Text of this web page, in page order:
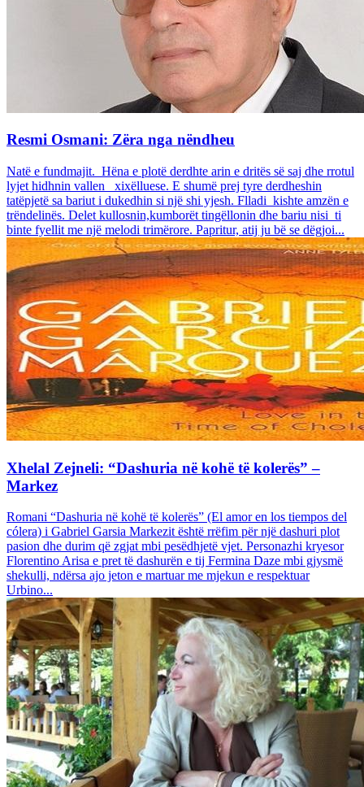
Resmi Osmani: Zëra nga nëndheu
Natë e fundmajit. Hëna e plotë derdhte arin e dritës së saj dhe rrotul
lyjet hidhnin vallen xixëlluese. E shumë prej tyre derdheshin
tatëpjetë sa bariut i dukedhin si një shi yjesh. Flladi kishte amzën e
trëndelinës. Delet kullosnin,kumborët tingëllonin dhe bariu nisi ti
binte fyellit me një melodi trimërore. Papritur, atij ju bë se dëgjoi...
Xhelal Zejneli: “Dashuria në kohë të kolerës” –
Markez
Romani “Dashuria në kohë të kolerës” (El amor en los tiempos del
cólera) i Gabriel Garsia Markezit është rrëfim për një dashuri plot
pasion dhe durim që zgjat mbi pesëdhjetë vjet. Personazhi kryesor
Florentino Arisa e pret të dashurën e tij Fermina Daze mbi gjysmë
shekulli, ndërsa ajo jeton e martuar me mjekun e respektuar
Urbino...